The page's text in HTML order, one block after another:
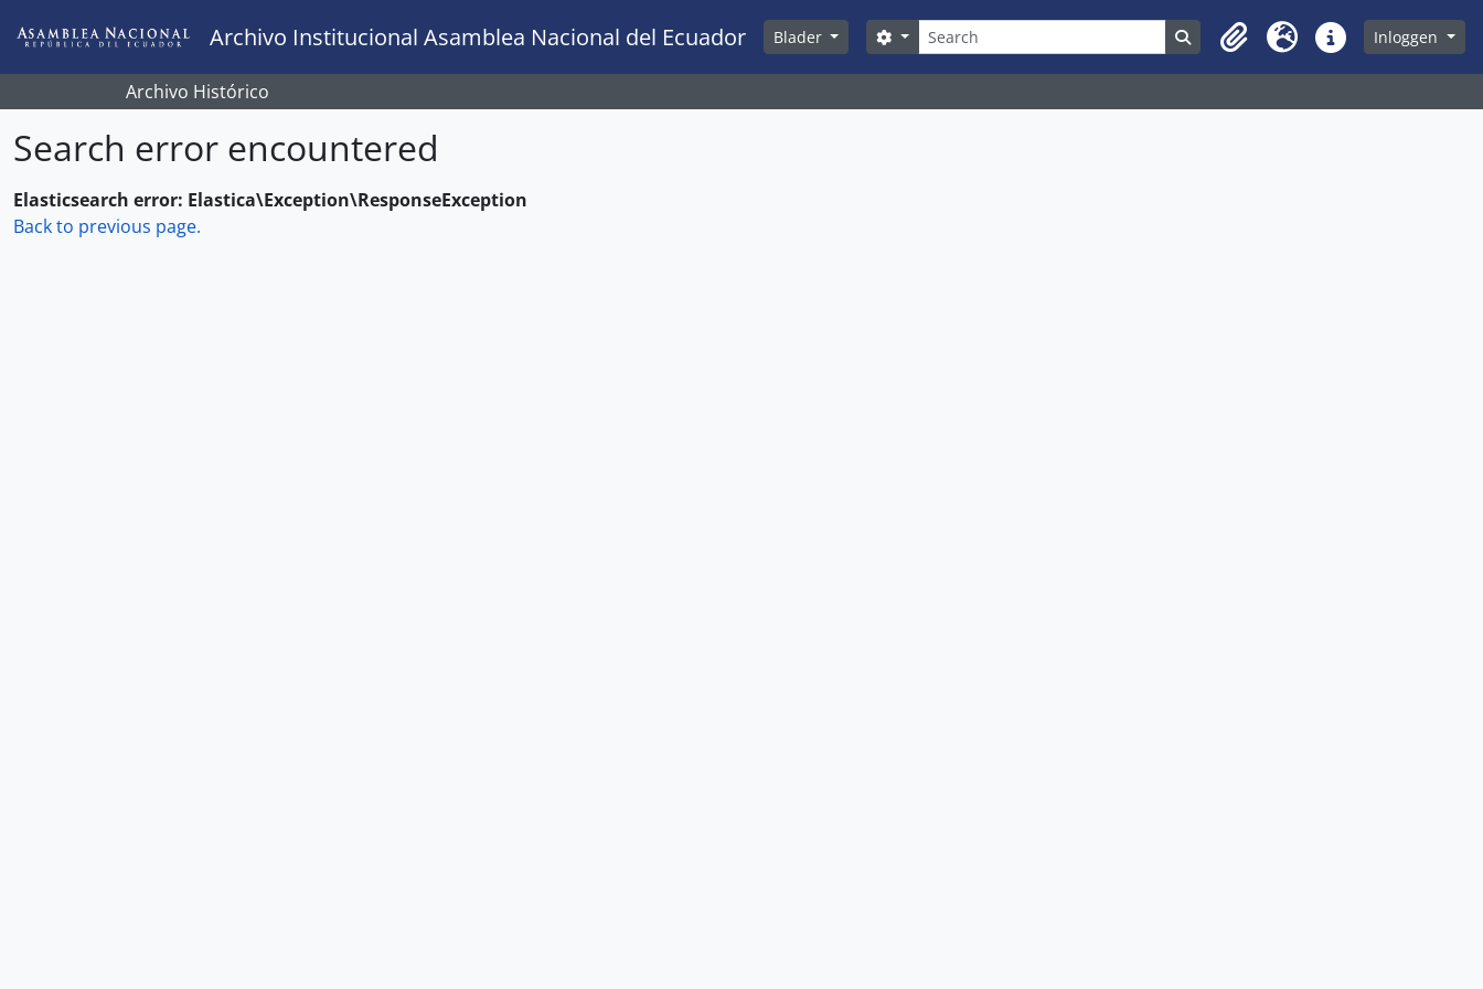
Archivo Institucional Asamblea Nacional del Ecuador Blader zoeken
Search options Search in browse page
Clipboard
Taal Quick linksInloggen
Archivo Histórico
Search error encountered
Elasticsearch error: Elastica\Exception\ResponseException
Back to previous page.